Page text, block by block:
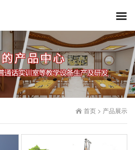
首页 > 产品展示